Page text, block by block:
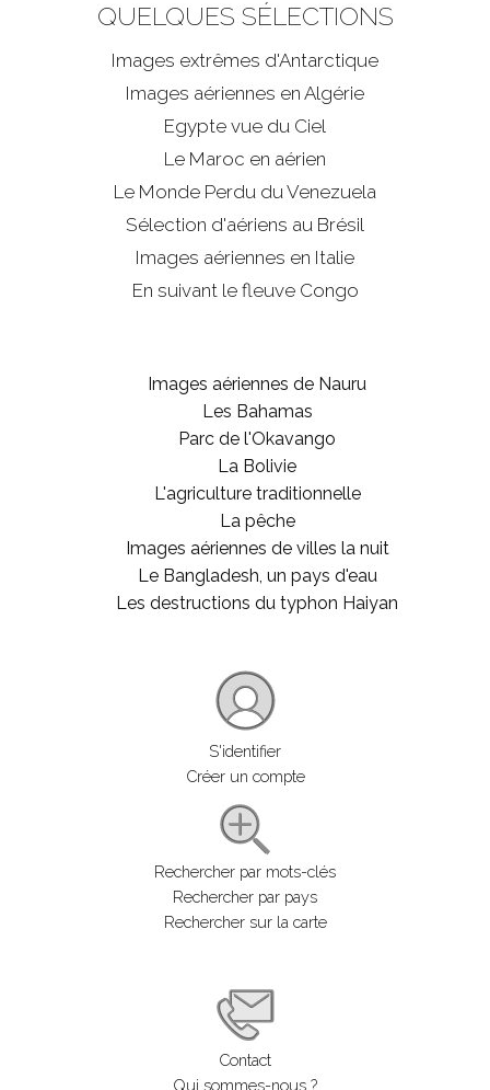
QUELQUES SÉLECTIONS
Images extrêmes d'Antarctique
Images aériennes en Algérie
Egypte vue du Ciel
Le Maroc en aérien
Le Monde Perdu du Venezuela
Sélection d'aériens au Brésil
Images aériennes en Italie
En suivant le fleuve Congo
Images aériennes de Nauru
Les Bahamas
Parc de l'Okavango
La Bolivie
L'agriculture traditionnelle
La pêche
Images aériennes de villes la nuit
Le Bangladesh, un pays d'eau
Les destructions du typhon Haiyan
S'identifier
Créer un compte
Rechercher par mots-clés
Rechercher par pays
Rechercher sur la carte
Contact
Qui sommes-nous ?